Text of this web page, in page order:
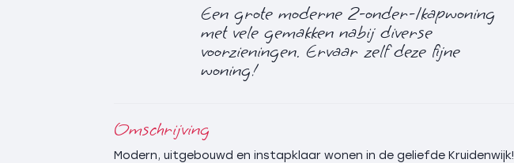
Een grote moderne 2-onder-1kapwoning
met vele gemakken nabij diverse
voorzieningen. Ervaar zelf deze fijne
woning!
Omschrijving
Modern, uitgebouwd en instapklaar wonen in de geliefde Kruidenwijk!